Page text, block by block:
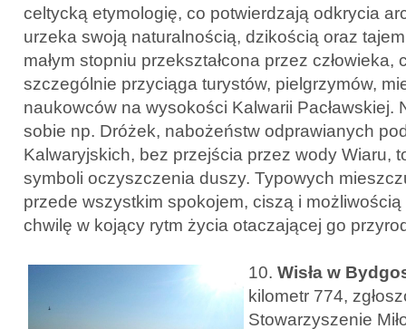
celtycką etymologię, co potwierdzają odkrycia
urzeka swoją naturalnością, dzikością oraz
małym stopniu przekształcona przez człowieka,
szczególnie przyciąga turystów, pielgrzymów,
naukowców na wysokości Kalwarii Pacławskiej.
sobie np. Dróżek, nabożeństw odprawianych
Kalwaryjskich, bez przejścia przez wody Wiaru,
symboli oczyszczenia duszy. Typowych
przede wszystkim spokojem, ciszą i
chwilę w kojący rytm życia otaczającej go
10. Wisła w
kilometr 774,
Stowarzyszenie